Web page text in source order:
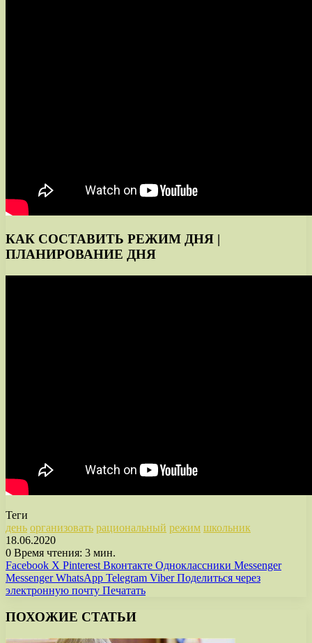
КАК СОСТАВИТЬ РЕЖИМ ДНЯ |
ПЛАНИРОВАНИЕ ДНЯ
Теги
день организовать рациональный режим школьник
18.06.2020
0 Время чтения: 3 мин.
Facebook X Pinterest Вконтакте Одноклассники Messenger
Messenger WhatsApp Telegram Viber Поделиться через
электронную почту Печатать
ПОХОЖИЕ СТАТЬИ